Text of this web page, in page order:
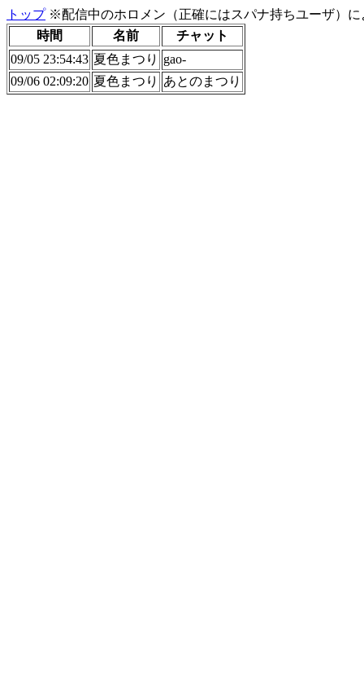
トップ※配信中のホロメン（正確にはスパナ持ちユーザ）
時間
名前
チャット
09/05 23:54:43 夏色まつり
gao-
09/06 02:09:20 夏色まつり あとのまつり